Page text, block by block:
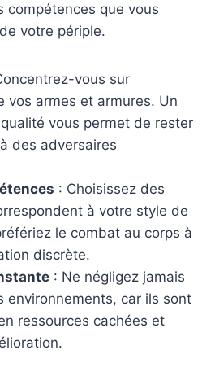
compétences que vous
votre périple.
vous sur
vos armes et armures. Un
vous permet de rester
des adversaires
: Choisissez des
à votre style de
le combat au corps à
discrète.
: Ne négligez jamais
environnements, car ils sont
ressources cachées et